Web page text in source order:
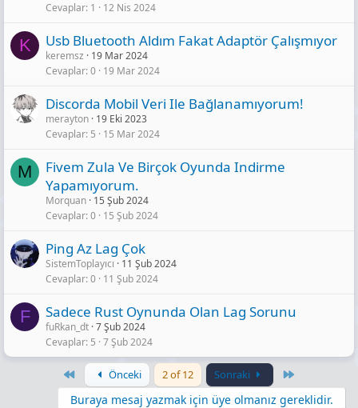
Cevaplar 1 12 Nis 2024
K Usb Bluetooth Aldım Fakat Adaptör Çalışmıyor
keremsz
19 Mar 2024
Cevaplar 0 19 Mar 2024
Discorda Mobil Veri Ile Bağlanamıyorum!
merayton 19 Eki 2023
Cevaplar 5 15 Mar 2024
M
Fivem Zula Ve Birçok Oyunda Indirme
Yapamıyorum.
Morquan 15 Şub 2024
Cevaplar 0 15 Şub 2024
Pi̇ng Az Lag Çok
SistemToplayıcı
11 Şub 2024
Cevaplar 0 11 Şub 2024
F Sadece Rust Oynunda Olan Lag Sorunu
fuRkan_dt 7 Şub 2024
Cevaplar 5 7 Şub 2024
First Önceki 2 of 12 Sonraki
Buraya mesaj yazmak için üye olmanız gereklidir.